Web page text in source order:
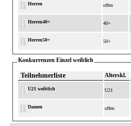
Herren offen
Herren40+ 40+
Herren50+ 50+
Konkurrenzen Einzel weiblich
Teilnehmerliste Alterskl.
U21 weiblich U21
Damen offen